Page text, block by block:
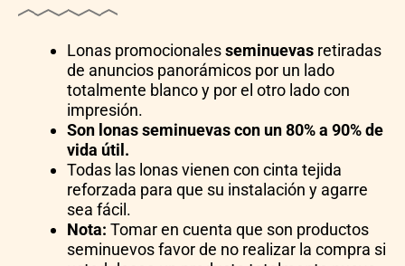
Lonas promocionalesseminuevas retiradas
de anuncios panorámicos por un lado
totalmente blanco y por el otro lado con
impresión.
Son lonas seminuevas con un 80% a 90% de
vida útil.
Todas las lonas vienen con cinta tejida
reforzada para que su instalación y agarre
sea fácil.
Nota: Tomar en cuenta que son productos
seminuevos favor de no realizar la compra si